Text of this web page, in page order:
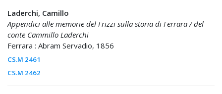
Laderchi, Camillo
Appendici alle memorie del Frizzi sulla storia di Ferrara / del
conte Cammillo Laderchi
Ferrara : Abram Servadio, 1856
CS.M 2461
CS.M 2462